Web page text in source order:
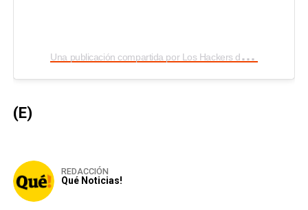
U
na publicación compartida por Los Hackers de la Farándula (@loshackersfarandula)
(E)
REDACCIÓN
Qué Noticias!